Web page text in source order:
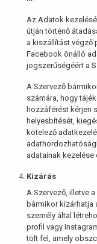
Az Adatok
útján történő
a kiszállítást végző
Facebook önálló
jogszerűségéért a
A Szervező
számára, hogy
hozzáférést kérjen
helyesbítését,
kötelező
adatainak kezelése
Kizárás
A Szervező, illetve
bármikor kizárhatja
személy által
profil vagy
tölt fel, amely